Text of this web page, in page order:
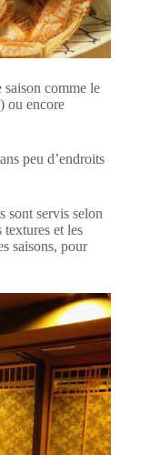
saison comme le
ou encore
peu d’endroits
sont servis selon
et les
saisons, pour